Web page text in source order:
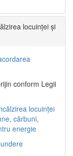
locuinței și
conform Legii
locuinței
cărbuni,
energie